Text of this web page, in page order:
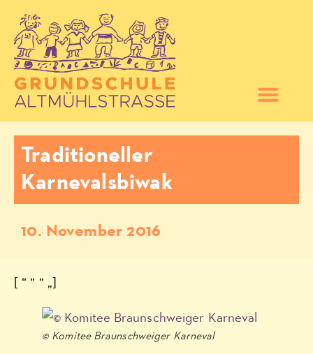
Traditioneller
Karnevalsbiwak
10. November 2016
[ “ “ “ „]
© Komitee Braunschweiger Karneval